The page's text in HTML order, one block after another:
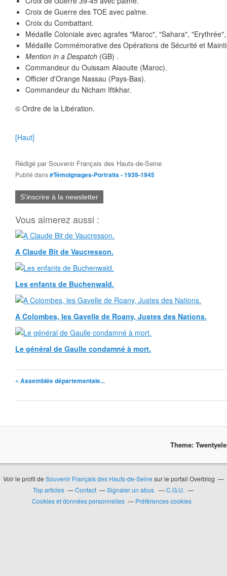
Croix de Guerre des TOE avec palme.
Croix du Combattant.
Médaille Coloniale avec agrafes "Maroc", "Sahara",
Médaille Commémorative des Opérations de Sécurité et
Mention in a Despatch (GB) .
Commandeur du Ouissam Alaouite (Maroc).
Officier d'Orange Nassau (Pays-Bas).
Commandeur du Nicham Iftikhar.
© Ordre de la Libération.
[Haut]
Rédigé parSouvenir Français des Hauts-de-Seine
Publié dans#Témoignages-Portraits - 1939-1945
S'inscrire à la newsletter
Vous aimerez aussi :
A Claude Bit de Vaucresson.
Les enfants de Buchenwald.
A Colombes, les Gavelle de Roany, Justes des Nations.
Le général de Gaulle condamné à mort.
« Assemblée départementale...
Theme:
Voir le profil de Souvenir Français des Hauts-de-Seine sur le portail Overblog
Top articles
Contact Signaler un abus
C.G.U.
Cookies et données personnelles
Préférences cookies